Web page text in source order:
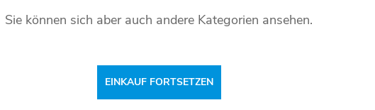
Sie können sich aber auch andere Kategorien ansehen.
EINKAUF FORTSETZEN